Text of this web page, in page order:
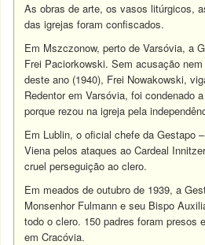
As obras de arte, os vasos litúrgicos,
das igrejas foram confiscados.
Em Mszczonow, perto de Varsóvia, a
Frei Paciorkowski. Sem acusação
deste ano (1940), Frei Nowakowski,
Redentor em Varsóvia, foi condenado
porque rezou na igreja pela
Em Lublin, o oficial chefe da Gestapo
Viena pelos ataques ao Cardeal
cruel perseguição ao clero.
Em meados de outubro de 1939, a
Monsenhor Fulmann e seu Bispo
todo o clero. 150 padres foram presos
em Cracóvia.